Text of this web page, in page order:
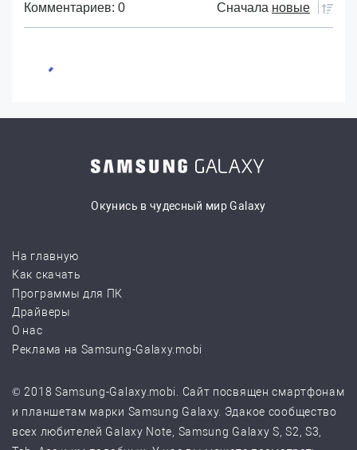
Комментариев: 0 Сначала новые
Окунись в чудесный мир Galaxy
На главную
Как скачать
Программы для ПК
Драйверы
О нас
Реклама на Samsung-Galaxy.mobi
© 2018 Samsung-Galaxy.mobi. Сайт посвящен смартфонам
и планшетам марки Samsung Galaxy. Эдакое сообщество
всех любителей Galaxy Note, Samsung Galaxy S, S2, S3,